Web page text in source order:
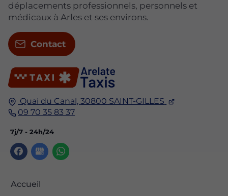
Quai du Canal,30800 SAINT-GILLES
09 70 35 83 37
7j/7 - 24h/24
Accueil
déplacements professionnels, personnels et
médicaux à Arles et ses environs.
Contact